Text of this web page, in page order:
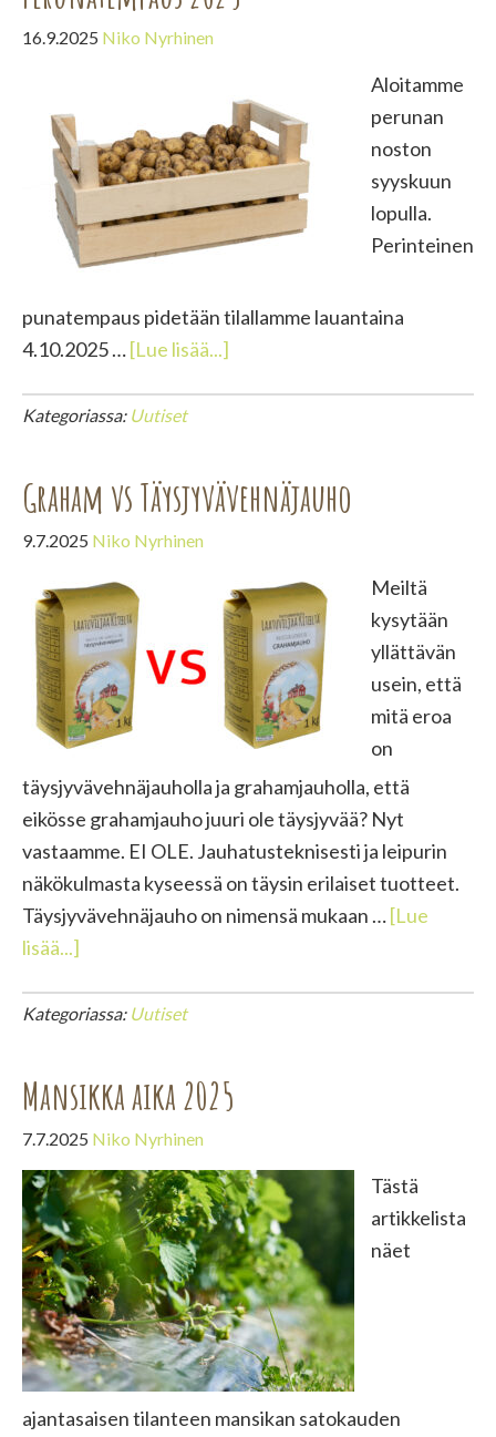
16.9.2025 Niko Nyrhinen
Aloitamme
perunan
noston
syyskuun
lopulla.
Perinteinen
punatempaus pidetään tilallamme lauantaina
4.10.2025 …[Lue lisää...]
Kategoriassa: Uutiset
Graham vs Täysjyvävehnäjauho
9.7.2025 Niko Nyrhinen
Meiltä
kysytään
yllättävän
usein, että
mitä eroa
on
täysjyvävehnäjauholla ja grahamjauholla, että
eikösse grahamjauho juuri ole täysjyvää? Nyt
vastaamme. EI OLE. Jauhatusteknisesti ja leipurin
näkökulmasta kyseessä on täysin erilaiset tuotteet.
Täysjyvävehnäjauho on nimensä mukaan …[Lue
lisää...]
Täysjyvävehnäjauho
Kategoriassa: Uutiset
Mansikka aika 2025
7.7.2025 Niko Nyrhinen
Tästä
artikkelista
näet
ajantasaisen tilanteen mansikan satokauden